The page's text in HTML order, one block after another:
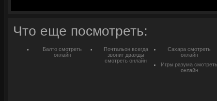
Что еще посмотреть:
Балто смотреть
онлайн
Почтальон всегда
звонит дважды
смотреть онлайн
Сахара смотреть
онлайн
Игры разума смотреть
онлайн